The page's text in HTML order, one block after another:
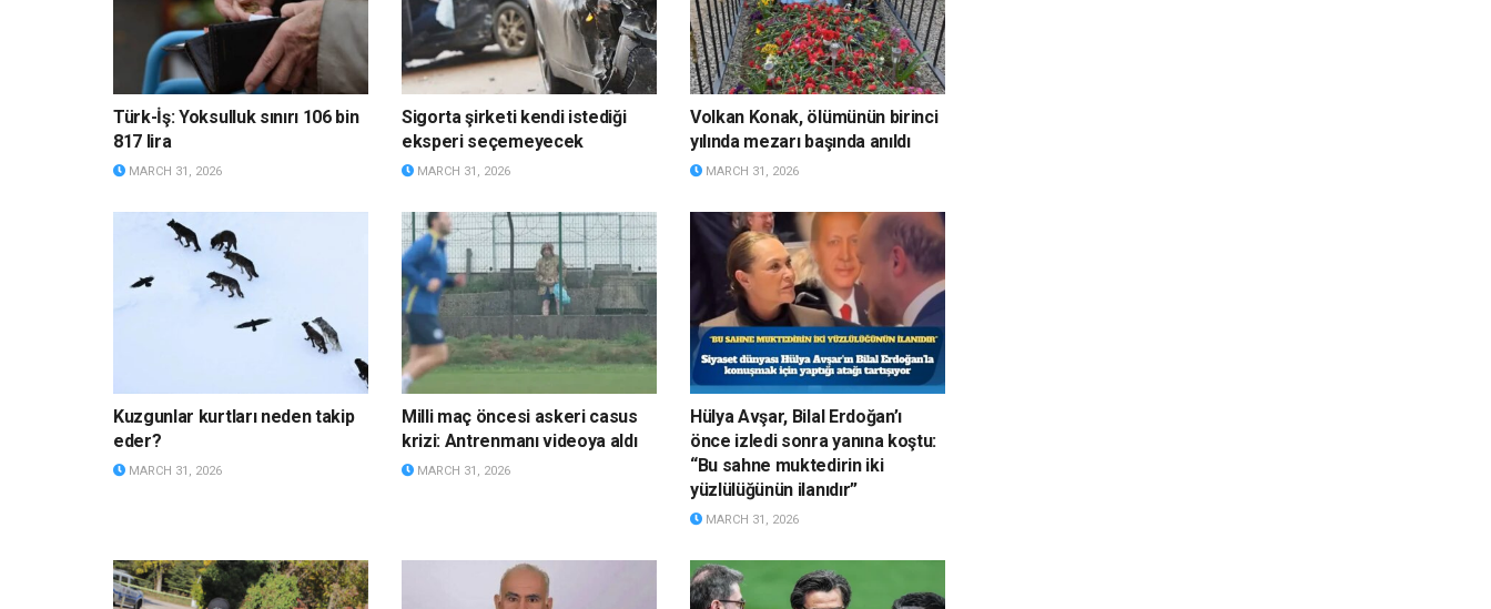
Türk-İş: Yoksulluk sınırı 106 bin
817 lira
MARCH 31, 2026
Sigorta şirketi kendi istediği
eksperi seçemeyecek
MARCH 31, 2026
Volkan Konak, ölümünün birinci
yılında mezarı başında anıldı
MARCH 31, 2026
Kuzgunlar kurtları neden takip
eder?
MARCH 31, 2026
Milli maç öncesi askeri casus
krizi: Antrenmanı videoya aldı
MARCH 31, 2026
Hülya Avşar, Bilal Erdoğan’ı
önce izledi sonra yanına koştu:
“Bu sahne muktedirin iki
yüzlülüğünün ilanıdır”
MARCH 31, 2026